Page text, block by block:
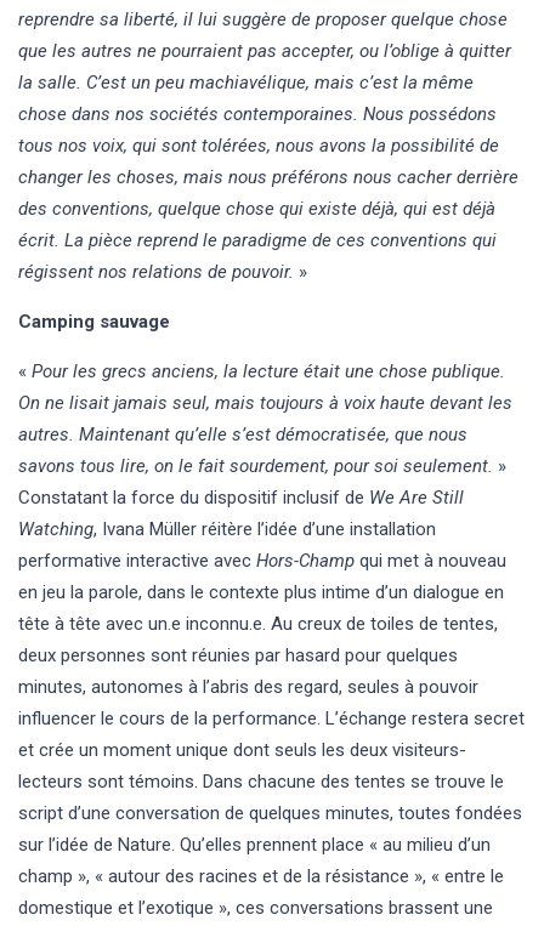
reprendre sa liberté, il lui suggère de proposer quelque chose
que les autres ne pourraient pas accepter, ou l’oblige à quitter
la salle. C’est un peu machiavélique, mais c’est la même
chose dans nos sociétés contemporaines. Nous possédons
tous nos voix, qui sont tolérées, nous avons la possibilité de
changer les choses, mais nous préférons nous cacher derrière
des conventions, quelque chose qui existe déjà, qui est déjà
écrit. La pièce reprend le paradigme de ces conventions qui
régissent nos relations de pouvoir. »
Camping sauvage
« Pour les grecs anciens, la lecture était une chose publique.
On ne lisait jamais seul, mais toujours à voix haute devant les
autres. Maintenant qu’elle s’est démocratisée, que nous
savons tous lire, on le fait sourdement, pour soi seulement. »
Constatant la force du dispositif inclusif de We Are Still
Watching, Ivana Müller réitère l’idée d’une installation
performative interactive avec Hors-Champ qui met à nouveau
en jeu la parole, dans le contexte plus intime d’un dialogue en
tête à tête avec un.e inconnu.e. Au creux de toiles de tentes,
deux personnes sont réunies par hasard pour quelques
minutes, autonomes à l’abris des regard, seules à pouvoir
influencer le cours de la performance. L’échange restera secret
et crée un moment unique dont seuls les deux visiteurs-
lecteurs sont témoins. Dans chacune des tentes se trouve le
script d’une conversation de quelques minutes, toutes fondées
sur l’idée de Nature. Qu’elles prennent place « au milieu d’un
champ », « autour des racines et de la résistance », « entre le
domestique et l’exotique », ces conversations brassent une